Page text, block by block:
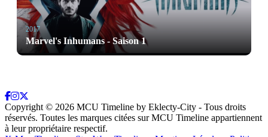
2017
Marvel's Inhumans - Saison 1
Copyright © 2026 MCU Timeline by Eklecty-City - Tous droits
réservés. Toutes les marques citées sur MCU Timeline appartiennent
à leur propriétaire respectif.